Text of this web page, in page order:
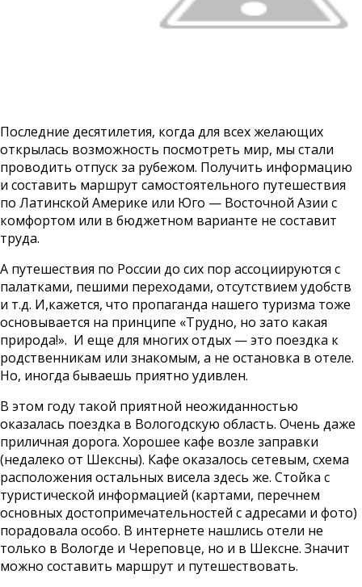
Последние десятилетия, когда для всех желающих
открылась возможность посмотреть мир, мы стали
проводить отпуск за рубежом. Получить информацию
и составить маршрут самостоятельного путешествия
по Латинской Америке или Юго — Восточной Азии с
комфортом или в бюджетном варианте не составит
труда.
А путешествия по России до сих пор ассоциируются с
палатками, пешими переходами, отсутствием удобств
и т.д. И,кажется, что пропаганда нашего туризма тоже
основывается на принципе «Трудно, но зато какая
природа!». И еще для многих отдых — это поездка к
родственникам или знакомым, а не остановка в отеле.
Но, иногда бываешь приятно удивлен.
В этом году такой приятной неожиданностью
оказалась поездка в Вологодскую область. Очень даже
приличная дорога. Хорошее кафе возле заправки
(недалеко от Шексны). Кафе оказалось сетевым, схема
расположения остальных висела здесь же. Стойка с
туристической информацией (картами, перечнем
основных достопримечательностей с адресами и фото)
порадовала особо. В интернете нашлись отели не
только в Вологде и Череповце, но и в Шексне. Значит
можно составить маршрут и путешествовать.